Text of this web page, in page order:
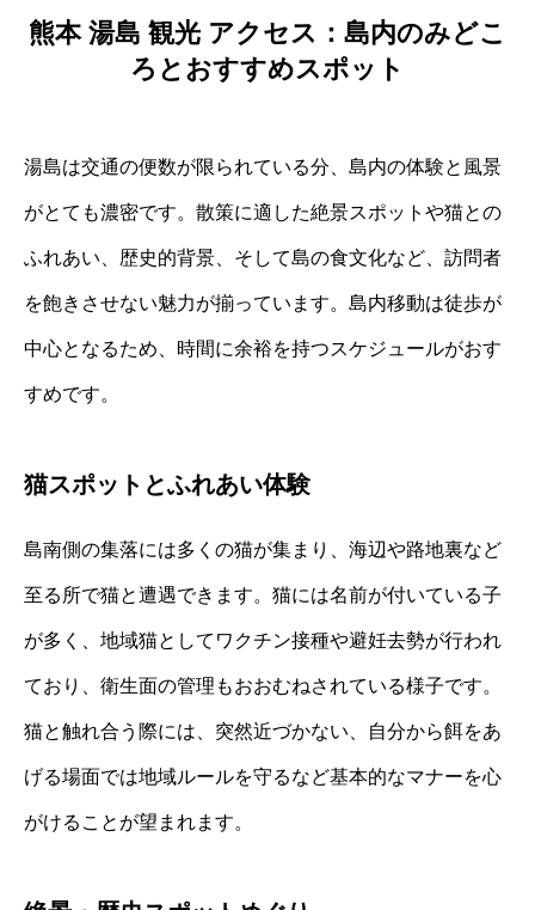
熊本 湯島 観光 アクセス：島内のみどこ
ろとおすすめスポット
湯島は交通の便数が限られている分、島内の体験と風景
がとても濃密です。散策に適した絶景スポットや猫との
ふれあい、歴史的背景、そして島の食文化など、訪問者
を飽きさせない魅力が揃っています。島内移動は徒歩が
中心となるため、時間に余裕を持つスケジュールがおす
すめです。
猫スポットとふれあい体験
島南側の集落には多くの猫が集まり、海辺や路地裏など
至る所で猫と遭遇できます。猫には名前が付いている子
が多く、地域猫としてワクチン接種や避妊去勢が行われ
ており、衛生面の管理もおおむねされている様子です。
猫と触れ合う際には、突然近づかない、自分から餌をあ
げる場面では地域ルールを守るなど基本的なマナーを心
がけることが望まれます。